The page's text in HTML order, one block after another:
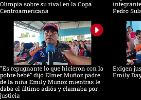
Olimpia sobre su rival en la Copa
Centroamericana
Pedro
"Es repugnante lo que hicieron con la
pobre bebé" dijo Elmer Muñoz padre
de la niña Emily Muñoz mientras le
daba el último adiós y clamaba por
justicia
Exigen
Emily